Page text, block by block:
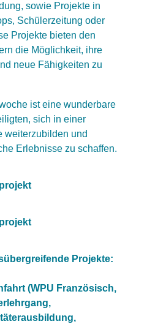
sowie Projekte in
Schülerzeitung oder
Projekte bieten den
die Möglichkeit, ihre
neue Fähigkeiten zu
ist eine wunderbare
sich in einer
weiterzubilden und
Erlebnisse zu schaffen.
Projekte:
(WPU Französisch,